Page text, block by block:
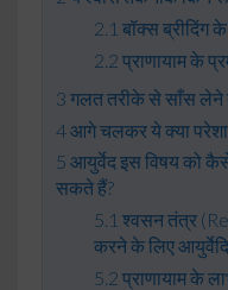
बॉक्स ब्रीदिंग
प्राणायाम के
गलत तरीके से साँस
आगे चलकर ये क्या
आयुर्वेद इस विषय को
सकते हैं?
श्वसन तंत्र
करने के लिए
प्राणायाम के